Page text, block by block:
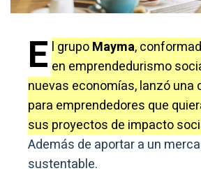
E l grupoMayma,
en emprendedurismo
nuevas economías, lanzó una
para emprendedores que
sus proyectos de impacto
Además de aportar a un
sustentable.